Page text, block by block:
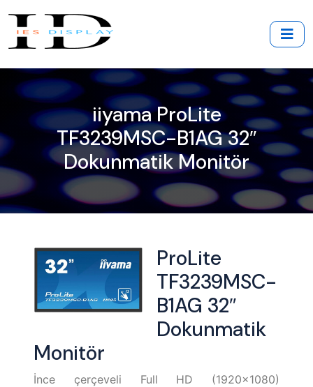
iiyama ProLite
TF3239MSC-B1AG 32″
Dokunmatik Monitör
ProLite
TF3239MSC-
B1AG 32″
Dokunmatik
Monitör
İnce çerçeveli Full HD (1920×1080)